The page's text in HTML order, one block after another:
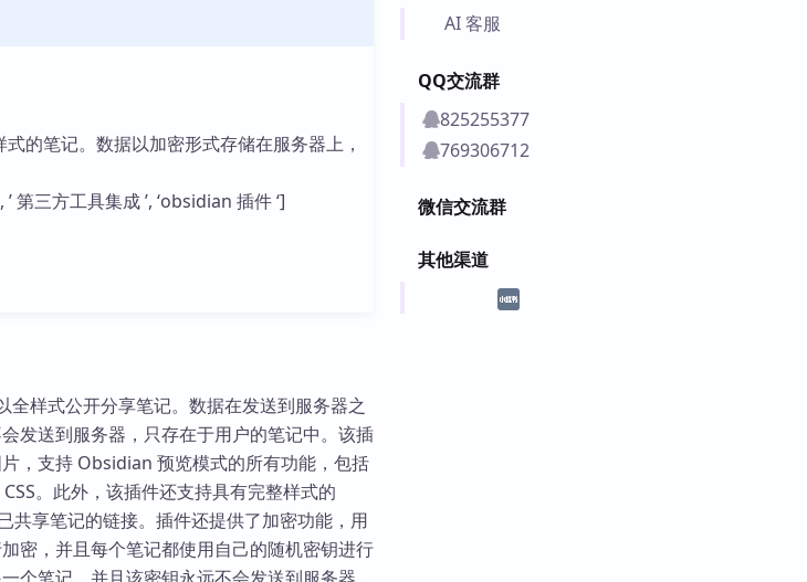
Zettelkasten 实践示例
AI 客服
QQ交流群
825255377
769306712
微信交流群
其他渠道
的笔记。数据以加密形式存储在服务器上，
第三方工具集成 ’, ‘obsidian 插件 ‘]
样式公开分享笔记。数据在发送到服务器之
发送到服务器，只存在于用户的笔记中。该插
，支持 Obsidian 预览模式的所有功能，包括
。此外，该插件还支持具有完整样式的
享笔记的链接。插件还提供了加密功能，用
密，并且每个笔记都使用自己的随机密钥进行